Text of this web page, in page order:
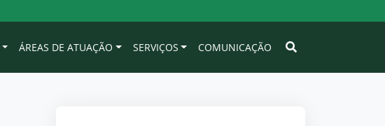
ÁREAS DE ATUAÇÃO SERVIÇOS COMUNICAÇÃO